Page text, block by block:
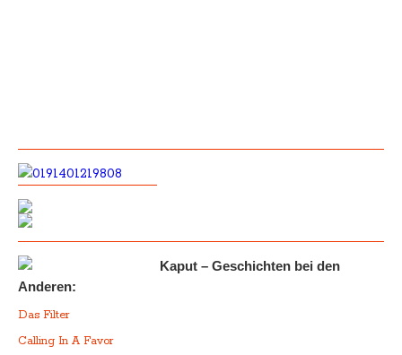
Kaput – Geschichten bei den
Anderen:
Das Filter
Calling In A Favor